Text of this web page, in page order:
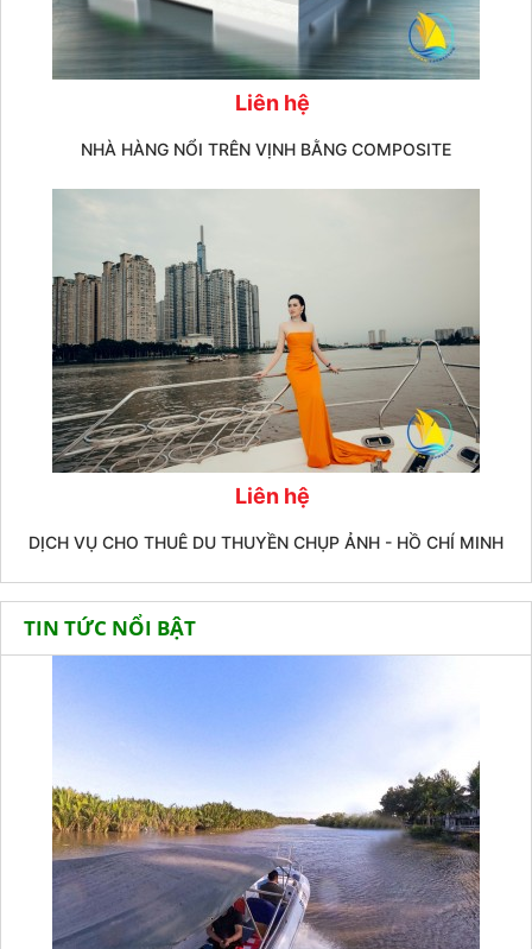
Liên hệ
NHÀ HÀNG NỔI TRÊN VỊNH BẰNG COMPOSITE
Liên hệ
DỊCH VỤ CHO THUÊ DU THUYỀN CHỤP ẢNH - HỒ CHÍ MINH
TIN TỨC NỔI BẬT